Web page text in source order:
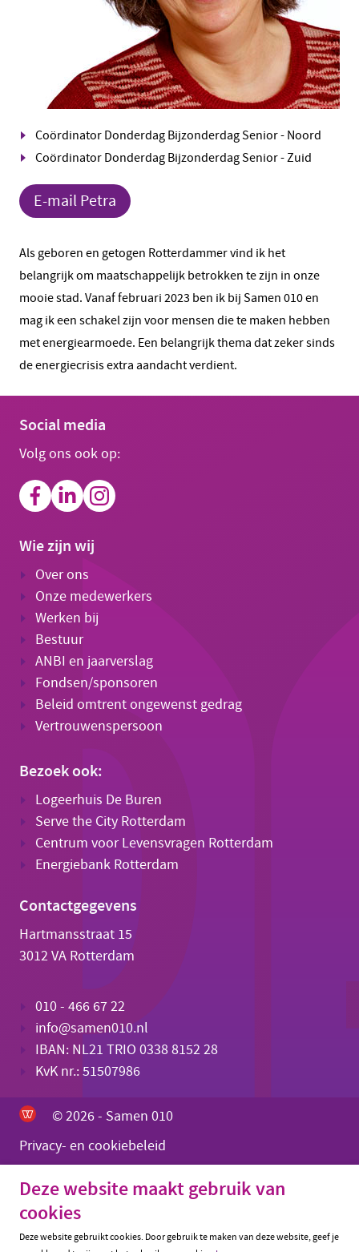
Als geboren en getogen Rotterdammer vind ik het
belangrijk om maatschappelijk betrokken te zijn in onze
mooie stad. Vanaf februari 2023 ben ik bij Samen 010 en
mag ik een schakel zijn voor mensen die te maken hebben
met energiearmoede. Een belangrijk thema dat zeker sinds
de energiecrisis extra aandacht verdient.
Coördinator Donderdag Bijzonderdag Senior - Noord
Coördinator Donderdag Bijzonderdag Senior - Zuid
E-mail Petra
Social media
Volg ons ook op:
Wie zijn wij
Over ons
Onze medewerkers
Werken bij
Bestuur
ANBI en jaarverslag
Fondsen/sponsoren
Beleid omtrent ongewenst gedrag
Vertrouwenspersoon
Bezoek ook:
Logeerhuis De Buren
Serve the City Rotterdam
Centrum voor Levensvragen Rotterdam
Energiebank Rotterdam
Contactgegevens
Hartmansstraat 15
3012 VA Rotterdam
010 - 466 67 22
info@samen010.nl
IBAN: NL21 TRIO 0338 8152 28
KvK nr.: 51507986
© 2026 - Samen 010
Privacy- en cookiebeleid
Deze website maakt gebruik van
cookies
Deze website gebruikt cookies. Door gebruik te maken van deze website, geef je